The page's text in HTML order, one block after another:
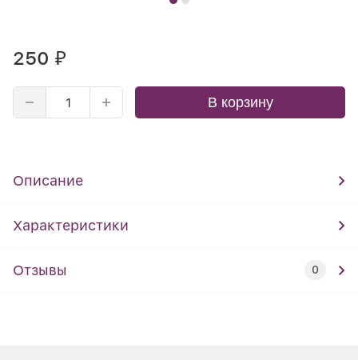
250 ₽
В корзину
Описание
Характеристики
Отзывы 0